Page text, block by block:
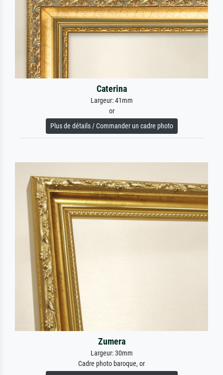
Caterina
Largeur: 41mm
or
Plus de détails / Commander un cadre photo
Zumera
Largeur: 30mm
Cadre photo baroque, or